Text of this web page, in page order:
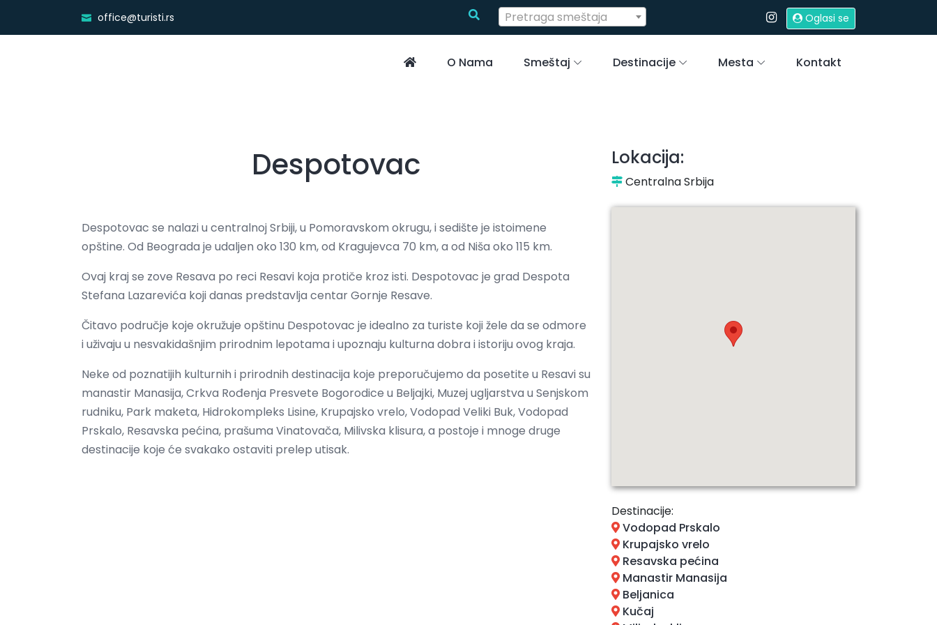
office@turisti.rs Pretraga smeštaja Oglasi se
O Nama Smeštaj Destinacije Mesta Kontakt
Despotovac
Despotovac se nalazi u centralnoj Srbiji, u Pomoravskom okrugu, i sedište je istoimene
opštine. Od Beograda je udaljen oko 130 km, od Kragujevca 70 km, a od Niša oko 115 km.
Ovaj kraj se zove Resava po reci Resavi koja protiče kroz isti. Despotovac je grad Despota
Stefana Lazarevića koji danas predstavlja centar Gornje Resave.
Čitavo područje koje okružuje opštinu Despotovac je idealno za turiste koji žele da se odmore
i uživaju u nesvakidašnjim prirodnim lepotama i upoznaju kulturna dobra i istoriju ovog kraja.
Neke od poznatijih kulturnih i prirodnih destinacija koje preporučujemo da posetite u Resavi su
manastir Manasija, Crkva Rođenja Presvete Bogorodice u Beljajki, Muzej ugljarstva u Senjskom
rudniku, Park maketa, Hidrokompleks Lisine, Krupajsko vrelo, Vodopad Veliki Buk, Vodopad
Prskalo, Resavska pećina, prašuma Vinatovača, Milivska klisura, a postoje i mnoge druge
destinacije koje će svakako ostaviti prelep utisak.
Lokacija:
Centralna Srbija
Destinacije:
Vodopad Prskalo
Krupajsko vrelo
Resavska pećina
Manastir Manasija
Beljanica
Kučaj